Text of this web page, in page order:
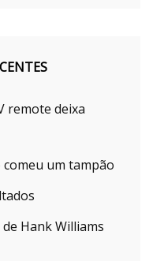
remote deixa
um tampão
Hank Williams